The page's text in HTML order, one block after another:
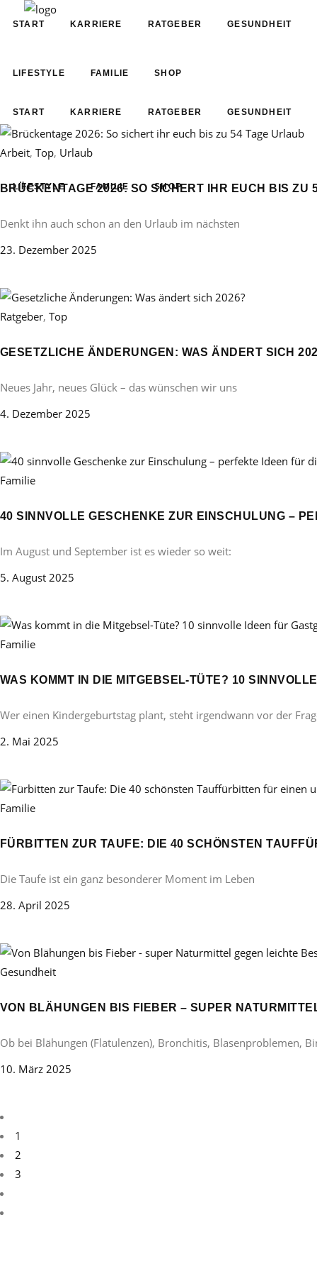
START KARRIERE RATGEBER GESUNDHEIT
LIFESTYLE FAMILIE SHOP
START KARRIERE RATGEBER GESUNDHEIT
LIFESTYLE FAMILIE SHOP
Arbeit, Top, Urlaub
BRÜCKENTAGE 2026: SO SICHERT IHR EUCH BIS ZU
Denkt ihn auch schon an den Urlaub im nächsten
23. Dezember 2025
Ratgeber, Top
GESETZLICHE ÄNDERUNGEN: WAS ÄNDERT SICH
Neues Jahr, neues Glück – das wünschen wir uns
4. Dezember 2025
Familie
40 SINNVOLLE GESCHENKE ZUR EINSCHULUNG –
Im August und September ist es wieder so weit:
5. August 2025
Familie
WAS KOMMT IN DIE MITGEBSEL-TÜTE? 10
Wer einen Kindergeburtstag plant, steht irgendwann vor der
2. Mai 2025
Familie
FÜRBITTEN ZUR TAUFE: DIE 40 SCHÖNSTEN
Die Taufe ist ein ganz besonderer Moment im Leben
28. April 2025
Gesundheit
VON BLÄHUNGEN BIS FIEBER – SUPER
Ob bei Blähungen (Flatulenzen), Bronchitis, Blasenproblemen,
10. März 2025
1
2
3